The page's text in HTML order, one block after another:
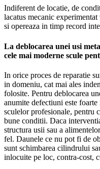
Indiferent de locatie, de
lacatus mecanic
si opereaza in timp record
La deblocarea unei usi
cele mai moderne scule
In orice proces de reparatie
in domeniu, cat mai ales
folosite. Pentru deblocarea
anumite defectiuni este
sculelor profesionale, pentru
bune conditii. Daca
structura usii sau a
fel. Daunele ce nu pot fi de
sunt schimbarea cilindrului
inlocuite pe loc, contra-cost,